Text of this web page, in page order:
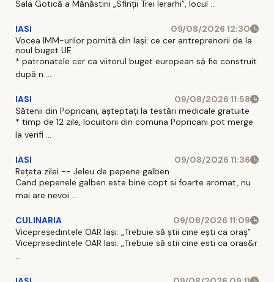
Sala Gotică a Mănăstirii „Sfinţii Trei Ierarhi”, locul ...
IASI
09/08/2026 12:30
Vocea IMM-urilor pornită din Iași: ce cer antreprenorii de la
noul buget UE
* patronatele cer ca viitorul buget european să fie construit
după n ...
IASI
09/08/2026 11:58
Sătenii din Popricani, așteptați la testări medicale gratuite
* timp de 12 zile, locuitorii din comuna Popricani pot merge
la verifi ...
IASI
09/08/2026 11:36
Rețeta zilei -- Jeleu de pepene galben
Cand pepenele galben este bine copt si foarte aromat, nu
mai are nevoi ...
CULINARIA
09/08/2026 11:09
Vicepreședintele OAR Iași: „Trebuie să știi cine ești ca oraș”
Vicepresedintele OAR Iasi: „Trebuie să stii cine esti ca oras&r
...